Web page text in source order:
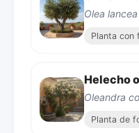
Olea lancea
Planta con
Helecho
Oleandra
Planta de